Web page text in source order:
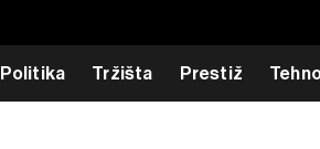
Politika Tržišta Prestiž